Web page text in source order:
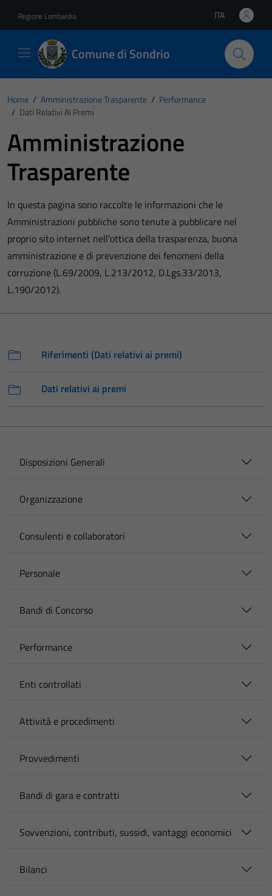
Regione Lombardia Lingua attiva:
ITA
Comune di Sondrio
Home / Amministrazione Trasparente / Performance
/ Dati Relativi Ai Premi
Amministrazione
Trasparente
In questa pagina sono raccolte le informazioni che le
Amministrazioni pubbliche sono tenute a pubblicare nel
proprio sito internet nell’ottica della trasparenza, buona
amministrazione e di prevenzione dei fenomeni della
corruzione (L.69/2009, L.213/2012, D.Lgs.33/2013,
L.190/2012).
Riferimenti (Dati relativi ai premi)
Dati relativi ai premi
Disposizioni Generali
Organizzazione
Consulenti e collaboratori
Personale
Bandi di Concorso
Performance
Enti controllati
Attività e procedimenti
Provvedimenti
Bandi di gara e contratti
Sovvenzioni, contributi, sussidi, vantaggi economici
Bilanci